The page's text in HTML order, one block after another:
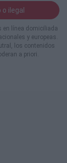
ilegal
en línea domiciliada
y europeas.
los contenidos
a priori.